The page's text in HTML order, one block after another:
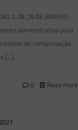
2, DE 26 DE JANEIRO
administrativo para
de compensação
[…]
0 Read more